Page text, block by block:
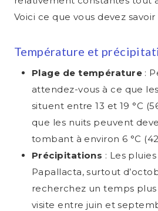
Voici ce que vous devez savoir
Température et
Plage de température :
attendez-vous à ce que
situent entre 13 et 19 °C
que les nuits peuvent
tombant à environ 6 °C (42
Précipitations : Les
Papallacta, surtout
recherchez un temps
visite entre juin et